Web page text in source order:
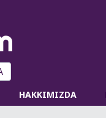
HAKKIMIZDA